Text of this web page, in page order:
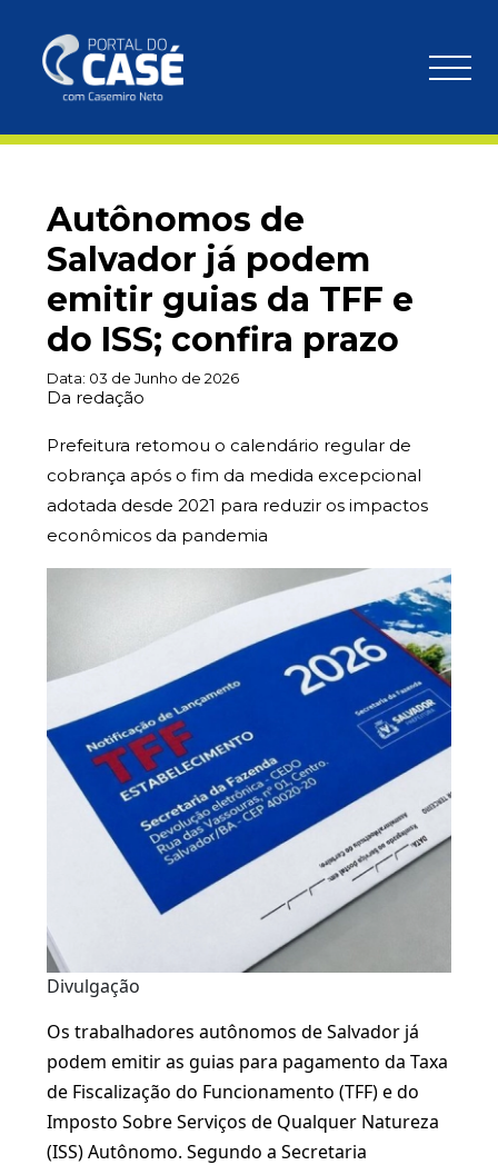
Autônomos de
Salvador já podem
emitir guias da TFF e
do ISS; confira prazo
Data: 03 de Junho de 2026
Da redação
Prefeitura retomou o calendário regular de
cobrança após o fim da medida excepcional
adotada desde 2021 para reduzir os impactos
econômicos da pandemia
Divulgação
Os trabalhadores autônomos de Salvador já
podem emitir as guias para pagamento da Taxa
de Fiscalização do Funcionamento (TFF) e do
Imposto Sobre Serviços de Qualquer Natureza
(ISS) Autônomo. Segundo a Secretaria